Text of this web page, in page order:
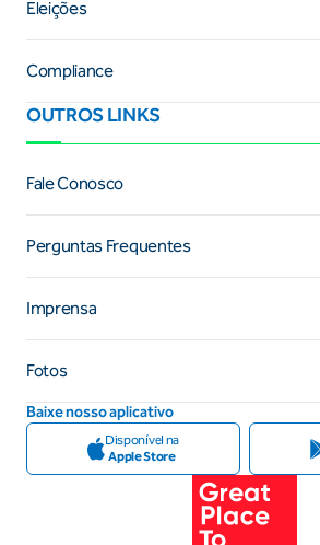
Eleições
Compliance
OUTROS LINKS
Fale Conosco
Perguntas Frequentes
Imprensa
Fotos
Baixe nosso aplicativo
Disponível na
Apple Store